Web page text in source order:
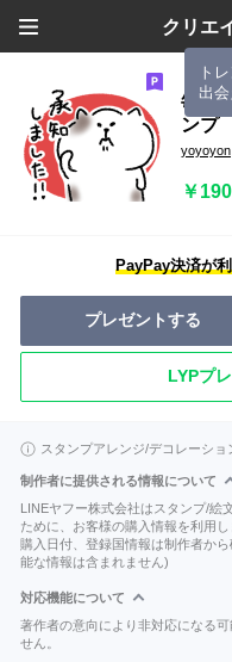
クリエ
ト
出会
毎日
ンプ
yoyoyon
￥190
PayPay決済が
プレゼントする
LYPプ
スタンプアレンジ/デコレーショ
制作者に提供される情報について
LINEヤフー株式会社はスタンプ/絵
ために、お客様の購入情報を利用し
購入日付、登録国情報は制作者か
能な情報は含まれません)
対応機能について
著作者の意向により非対応になる
せん。